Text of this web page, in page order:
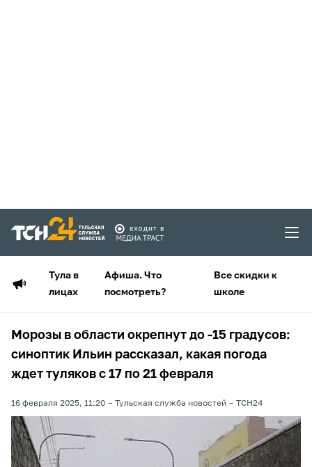
Тула в
лицах
Афиша. Что
посмотреть?
Все скидки к
школе
Морозы в области окрепнут до -15 градусов:
синоптик Ильин рассказал, какая погода
ждет туляков с 17 по 21 февраля
16 февраля 2025, 11:20 Тульская служба новостей ТСН24